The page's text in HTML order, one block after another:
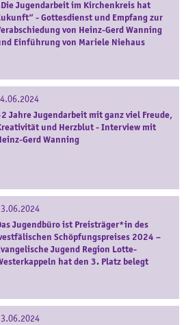
Jugendarbeit im Kirchenkreis hat
- Gottesdienst und Empfang zur
von Heinz-Gerd Wanning
Einführung von Mariele Niehaus
Jahre Jugendarbeit mit ganz viel Freude,
und Herzblut - Interview mit
Gerd Wanning
Jugendbüro ist Preisträger*in des
Schöpfungspreises 2024 –
Jugend Region Lotte-
hat den 3. Platz belegt